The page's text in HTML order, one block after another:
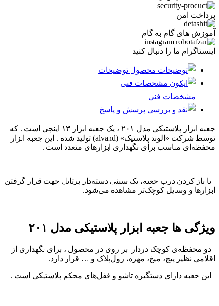
پرداخت امن
آموزش های گام به گام
اینستاگرام ما را دنبال کنید
توضیحات
مشخصات فنی
پرسش و پاسخ
جعبه ابزار پلاستیکی مدل ۲۰۱ ، یک جعبه ابزار ۱۳ اینچی است . که
توسط شرکت «الوند پلاستیک» (alvand) تولید شده . این جعبه ابزار
محفظه‌ای مناسب برای نگهداری ابزارهای متعدد است .
با باز کردن درب جعبه، یک سینی دسته‌دار پرتابل جهت قرار گرفتن
ابزارها و وسایل کوچک‌تر مشاهده می‌شود.
ویژگی ها جعبه ابزار پلاستیکی مدل ۲۰۱
دو محفظه‌ی کوچک دردار بر روی در محصول ، برای نگهداری از
اقلامی نظیر پیچ، میخ، مهره، رول‌پلاک و … قرار دارد.
این جعبه دارای دستگیره تاشو و قفل‌های محکم پلاستیکی‌ است .